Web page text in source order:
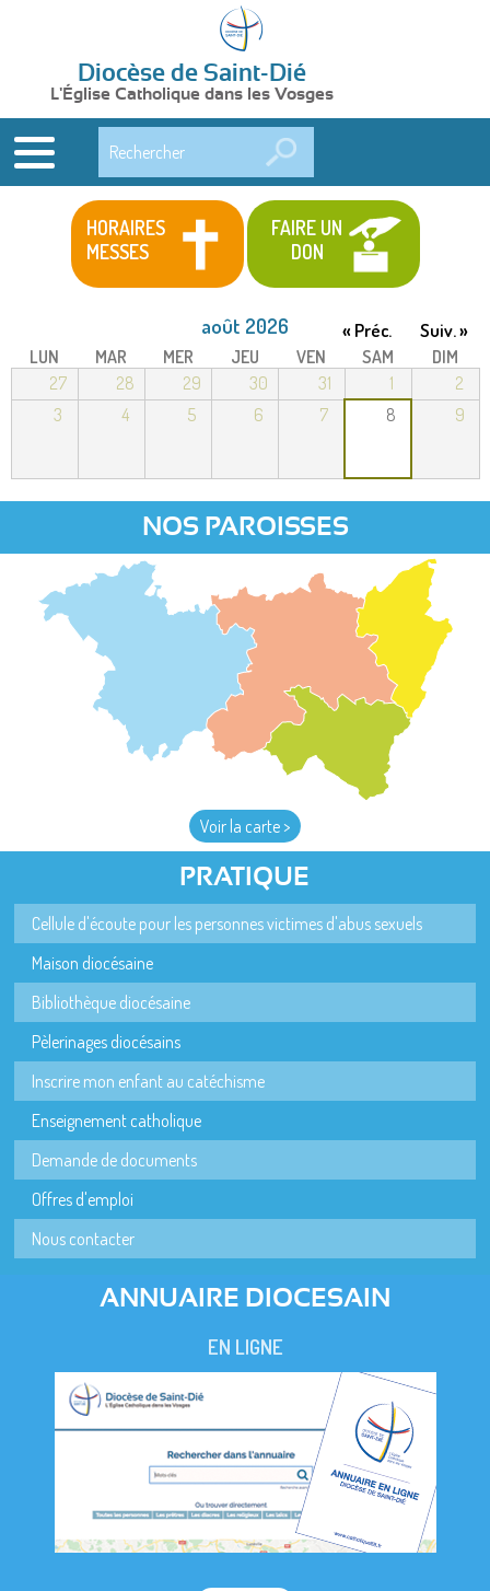
Diocèse de Saint-Dié
L'Église Catholique dans les Vosges
HORAIRES
MESSES
FAIRE UN
DON
août 2026 « Préc. Suiv. »
LUN MAR MER JEU VEN SAM
DIM
27
28 29 30 31 1
2
3
4 5 6 7 8 9
NOS PAROISSES
Voir la carte >
PRATIQUE
Cellule d'écoute pour les personnes victimes d'abus sexuels
Maison diocésaine
Bibliothèque diocésaine
Pèlerinages diocésains
Inscrire mon enfant au catéchisme
Enseignement catholique
Demande de documents
Offres d'emploi
Nous contacter
ANNUAIRE DIOCESAIN
EN LIGNE